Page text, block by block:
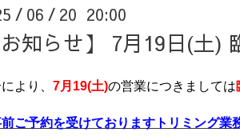
/ 06 / 20 20:00
お知らせ】 7月19日(土)
より、 7月19(土)の営業につきましては
ご予約を受けておりますトリミング業